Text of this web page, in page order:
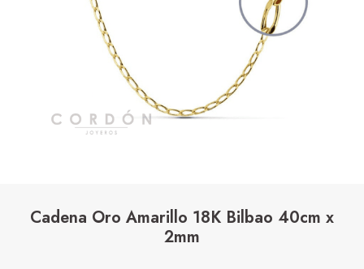
Cadena Oro Amarillo 18K Bilbao 40cm x
2mm